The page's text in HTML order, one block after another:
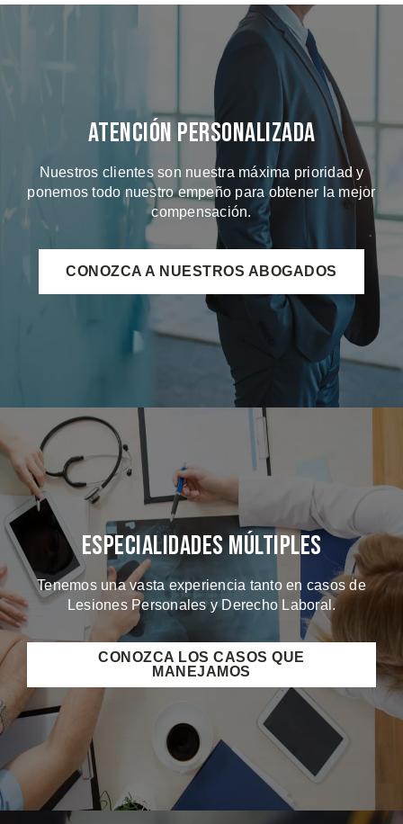
Atención Personalizada
Nuestros clientes son nuestra máxima prioridad y
ponemos todo nuestro empeño para obtener la mejor
compensación.
CONOZCA A NUESTROS ABOGADOS
Especialidades Múltiples
Tenemos una vasta experiencia tanto en casos de
Lesiones Personales y Derecho Laboral.
CONOZCA LOS CASOS QUE
MANEJAMOS